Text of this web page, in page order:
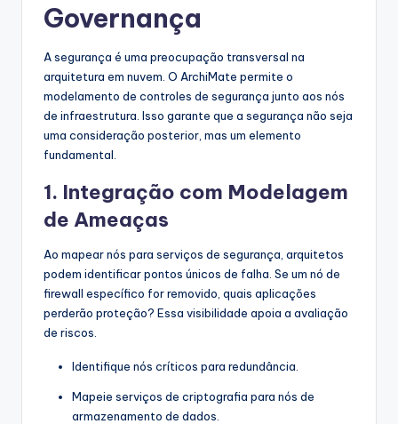
Governança
A segurança é uma preocupação transversal na
arquitetura em nuvem. O ArchiMate permite o
modelamento de controles de segurança junto aos nós
de infraestrutura. Isso garante que a segurança não seja
uma consideração posterior, mas um elemento
fundamental.
1. Integração com Modelagem
de Ameaças
Ao mapear nós para serviços de segurança, arquitetos
podem identificar pontos únicos de falha. Se um nó de
firewall específico for removido, quais aplicações
perderão proteção? Essa visibilidade apoia a avaliação
de riscos.
Identifique nós críticos para redundância.
Mapeie serviços de criptografia para nós de
armazenamento de dados.